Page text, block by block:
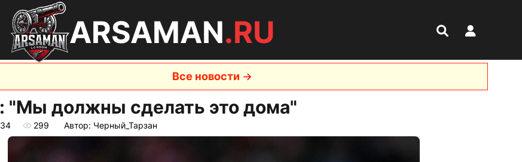
ARSAMAN.RU
Все новости
"Мы должны сделать это дома"
299 Автор: Черный_Тарзан